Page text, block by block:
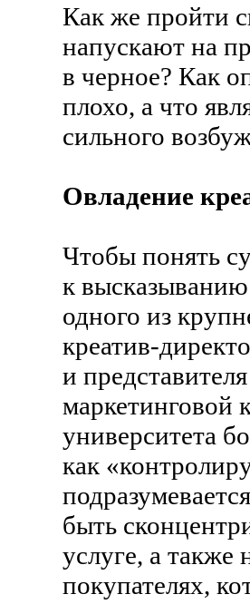
Как же пройти
напускают на
в черное? Как
плохо, а что
сильного
Овладение
Чтобы понять
к
одного из
креатив-
и
маркетинговой
университета
как «
быть
услуге, а также
покупателях,